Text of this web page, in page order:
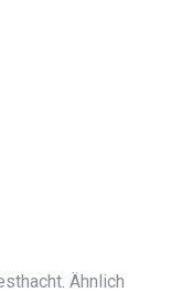
Ähnlich